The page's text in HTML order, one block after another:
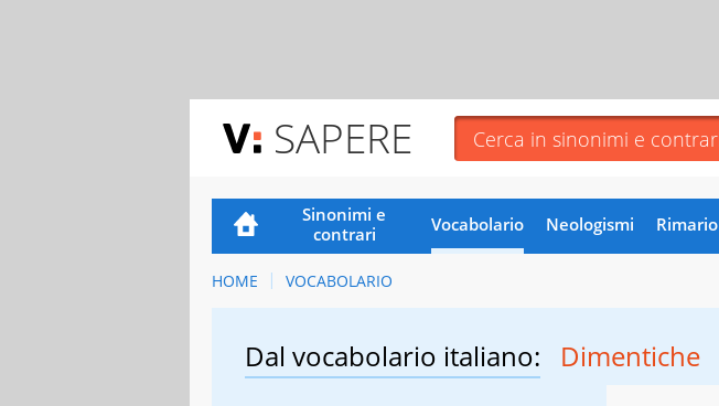
SAPERE
Sinonimi e
contrari
Vocabolario Neologismi Rimario
HOME VOCABOLARIO
Dal vocabolario italiano: Dimentiche